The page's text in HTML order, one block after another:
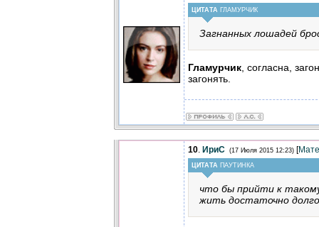
ЦИТАТА ГЛАМУРЧИК
Загнанных лошадей
Гламурчик , согласна,
загонять.
10. ИриС (17 Июля 2015 12:23) [
ЦИТАТА ПАУТИНКА
что бы прийти к
жить достаточно